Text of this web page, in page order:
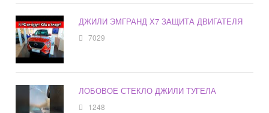
ДЖИЛИ ЭМГРАНД Х7 ЗАЩИТА ДВИГАТЕЛЯ
7029
ЛОБОВОЕ СТЕКЛО ДЖИЛИ ТУГЕЛА
1248